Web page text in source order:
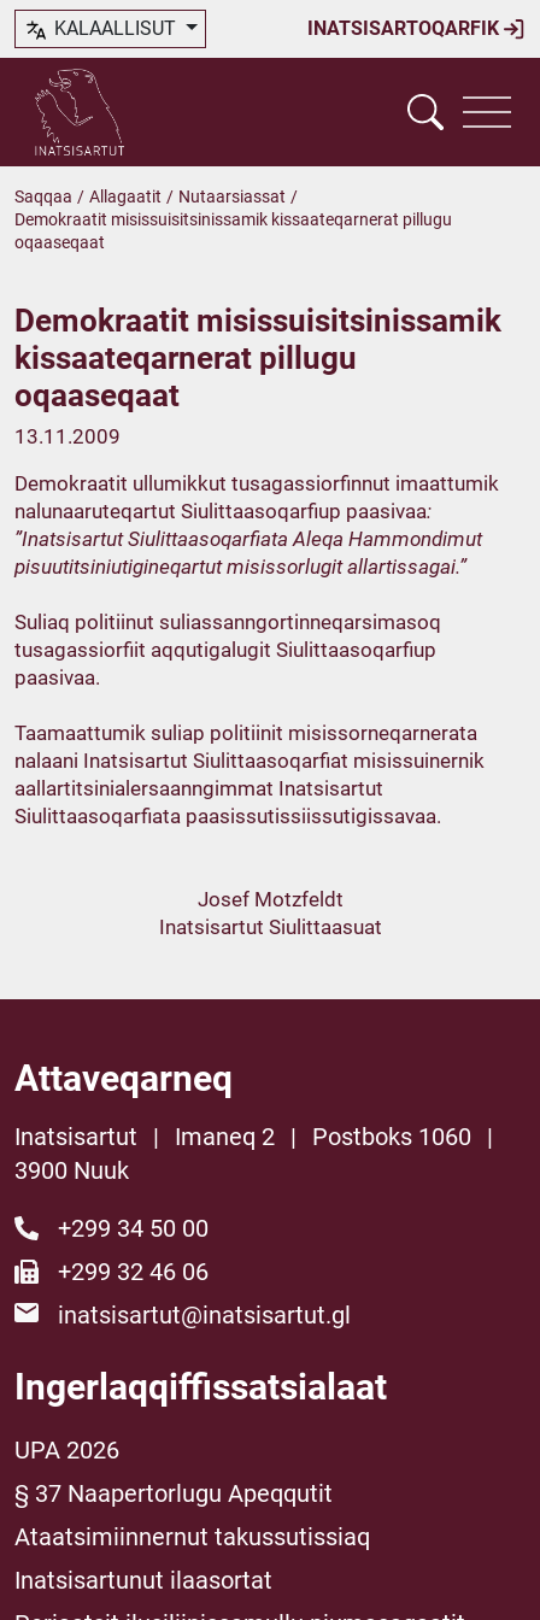
INATSISARTOQARFIK
KALAALLISUT
Saqqaa / Allagaatit / Nutaarsiassat /
Demokraatit misissuisitsinissamik kissaateqarnerat pillugu
oqaaseqaat
Demokraatit misissuisitsinissamik
kissaateqarnerat pillugu
oqaaseqaat
13.11.2009
Demokraatit ullumikkut tusagassiorfinnut imaattumik
nalunaaruteqartut Siulittaasoqarfiup paasivaa:
”Inatsisartut Siulittaasoqarfiata Aleqa Hammondimut
pisuutitsiniutigineqartut misissorlugit allartissagai.”
Suliaq politiinut suliassanngortinneqarsimasoq
tusagassiorfiit aqqutigalugit Siulittaasoqarfiup
paasivaa.
Taamaattumik suliap politiinit misissorneqarnerata
nalaani Inatsisartut Siulittaasoqarfiat misissuinernik
aallartitsinialersaanngimmat Inatsisartut
Siulittaasoqarfiata paasissutissiissutigissavaa.
Josef Motzfeldt
Inatsisartut Siulittaasuat
Attaveqarneq
Inatsisartut | Imaneq 2 | Postboks 1060
|
3900 Nuuk
+299 34 50 00
+299 32 46 06
inatsisartut@inatsisartut.gl
Ingerlaqqiffissatsialaat
UPA 2026
§ 37 Naapertorlugu Apeqqutit
Ataatsimiinnernut takussutissiaq
Inatsisartunut ilaasortat